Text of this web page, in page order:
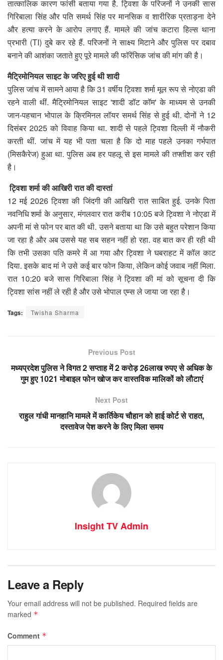
तात्कालिक कारण फांसी बताया गया है. ट्विशा के परिजनों ने उनकी सास
गिरिबाला सिंह और पति समर्थ सिंह पर मानसिक व शारीरिक प्रताड़ना देने
और हत्या करने के आरोप लगाए हैं. मामले की जांच कटारा हिल्स थाना
प्रभारी (TI) दुबे कर रहे हैं. परिजनों ने साक्ष्य मिटाने और पुलिस पर दबाव
बनाने की आशंका जताते हुए पूरे मामले की फॉरेंसिक जांच की मांग की है।
मैट्रिमोनियल साइट के जरिए हुई थी शादी
पुलिस जांच में सामने आया है कि 31 वर्षीय ट्विशा शर्मा मूल रूप से नोएडा की
रहने वाली थीं. मैट्रिमोनियल साइट 'शादी डॉट कॉम' के माध्यम से उनकी
जान-पहचान भोपाल के क्रिमिनल लॉयर समर्थ सिंह से हुई थी. दोनों ने 12
दिसंबर 2025 को विवाह किया था. शादी से पहले ट्विशा दिल्ली में नौकरी
करती थीं. जांच में यह भी पता चला है कि दो माह पहले उनका गर्भपात
(मिसकैरेज) हुआ था. पुलिस अब हर पहलू से इस मामले की तफ्तीश कर रही
है।
ट्विशा शर्मा की आखिरी रात की दास्तां
12 मई 2026 ट्विशा की जिंदगी की आखिरी रात साबित हुई. उनके पिता
नवनिधि शर्मा के अनुसार, मंगलवार रात करीब 10:05 बजे ट्विशा ने नोएडा में
अपनी मां से फोन पर बात की थी. उसने बताया था कि उसे बहुत परेशान किया
जा रहा है और अब उससे यह सब सहन नहीं हो रहा. वह बात कर ही रही थी
कि तभी उसका पति कमरे में आ गया और ट्विशा ने घबराहट में कॉल काट
दिया. इसके बाद मां ने उसे कई बार फोन किया, लेकिन कोई जवाब नहीं मिला.
रात 10:20 बजे सास गिरिबाला सिंह ने ट्विशा की मां को सूचना दी कि
ट्विशा सांस नहीं ले रही है और उसे भोपाल एम्स ले जाया जा रहा है।
Tags: Twisha Sharma
Previous Post
मध्यप्रदेश पुलिस ने विगत 2 सप्‍ताह में 2 करोड़ 26लाख रुपए से अधिक के
गुम हुए 1021 मोबाइल फोन खोज कर वास्तविक मालिकों को लौटाएं
Next Post
राहुल गांधी मानहानि मामले में कार्तिकेय चौहान को हाई कोर्ट से राहत,
दस्तावेज पेश करने के लिए मिला समय
Insight TV Admin
Leave a Reply
Your email address will not be published. Required fields are
marked *
Comment *